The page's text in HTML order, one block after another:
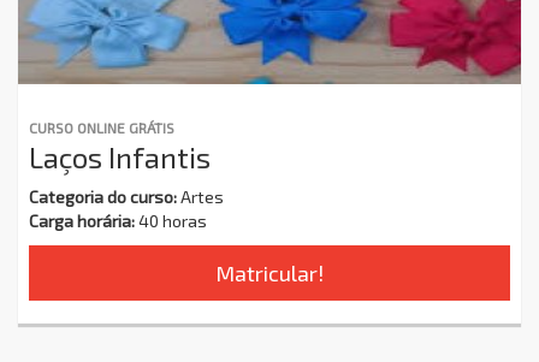
CURSO ONLINE GRÁTIS
Laços Infantis
Categoria do curso:Artes
Carga horária:40 horas
Matricular!